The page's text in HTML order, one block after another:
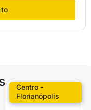
Centro -
Florianópolis